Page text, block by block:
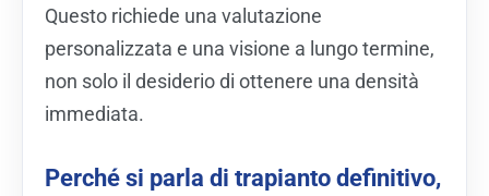
Questo richiede una valutazione
personalizzata e una visione a lungo termine,
non solo il desiderio di ottenere una densità
immediata.
Perché si parla di trapianto definitivo,